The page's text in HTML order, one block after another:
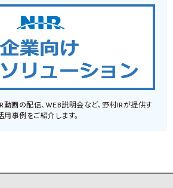
画の配信、WEB説明会など、野村IRが提供す
用事例をご紹介します。